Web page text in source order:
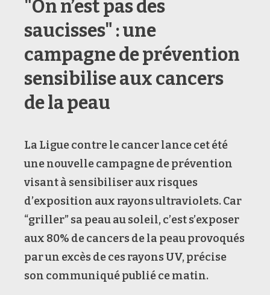
"On n’est pas des
saucisses" : une
campagne de prévention
sensibilise aux cancers
de la peau
La Ligue contre le cancer lance cet été
une nouvelle campagne de prévention
visant à sensibiliser aux risques
d’exposition aux rayons ultraviolets. Car
“griller” sa peau au soleil, c’est s’exposer
aux 80% de cancers de la peau provoqués
par un excès de ces rayons UV, précise
son communiqué publié ce matin.